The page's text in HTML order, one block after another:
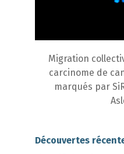
Migration
carcinome de
marqués par
Découvertes